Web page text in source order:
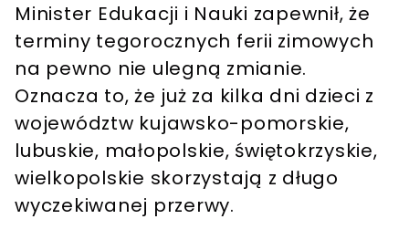
Minister Edukacji i Nauki zapewnił, że
terminy tegorocznych ferii zimowych
na pewno nie ulegną zmianie.
Oznacza to, że już za kilka dni dzieci z
województw kujawsko-pomorskie,
lubuskie, małopolskie, świętokrzyskie,
wielkopolskie skorzystają z długo
wyczekiwanej przerwy.